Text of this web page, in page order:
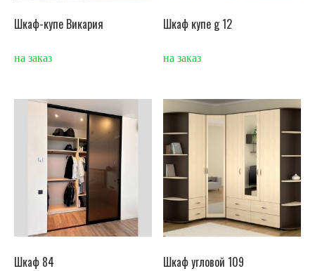
Шкаф-купе Викария
на заказ
Шкаф купе g 12
на заказ
Шкаф 84 Шкаф угловой 109